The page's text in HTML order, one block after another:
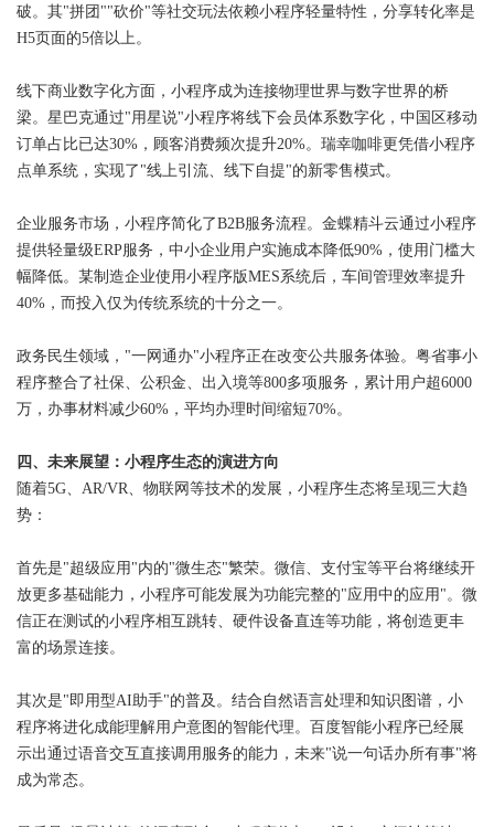
破。其"拼团""砍价"等社交玩法依赖小程序轻量特性，分享转化率是
H5页面的5倍以上。
线下商业数字化方面，小程序成为连接物理世界与数字世界的桥
梁。星巴克通过"用星说"小程序将线下会员体系数字化，中国区移动
订单占比已达30%，顾客消费频次提升20%。瑞幸咖啡更凭借小程序
点单系统，实现了"线上引流、线下自提"的新零售模式。
企业服务市场，小程序简化了B2B服务流程。金蝶精斗云通过小程序
提供轻量级ERP服务，中小企业用户实施成本降低90%，使用门槛大
幅降低。某制造企业使用小程序版MES系统后，车间管理效率提升
40%，而投入仅为传统系统的十分之一。
政务民生领域，"一网通办"小程序正在改变公共服务体验。粤省事小
程序整合了社保、公积金、出入境等800多项服务，累计用户超6000
万，办事材料减少60%，平均办理时间缩短70%。
四、未来展望：小程序生态的演进方向
随着5G、AR/VR、物联网等技术的发展，小程序生态将呈现三大趋
势：
首先是"超级应用"内的"微生态"繁荣。微信、支付宝等平台将继续开
放更多基础能力，小程序可能发展为功能完整的"应用中的应用"。微
信正在测试的小程序相互跳转、硬件设备直连等功能，将创造更丰
富的场景连接。
其次是"即用型AI助手"的普及。结合自然语言处理和知识图谱，小
程序将进化成能理解用户意图的智能代理。百度智能小程序已经展
示出通过语音交互直接调用服务的能力，未来"说一句话办所有事"将
成为常态。